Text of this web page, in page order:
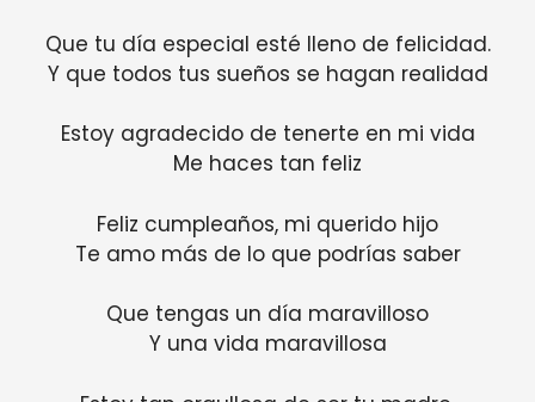
Que tu día especial esté lleno de felicidad.
Y que todos tus sueños se hagan realidad
Estoy agradecido de tenerte en mi vida
Me haces tan feliz
Feliz cumpleaños, mi querido hijo
Te amo más de lo que podrías saber
Que tengas un día maravilloso
Y una vida maravillosa